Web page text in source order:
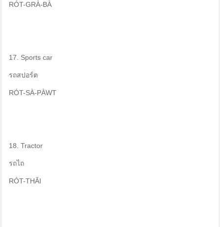
RÓT-GRÀ-BÀ
17. Sports car
รถสปอร์ต
RÓT-SÀ-PÀWT
18. Tractor
รถไถ
RÓT-THĂI